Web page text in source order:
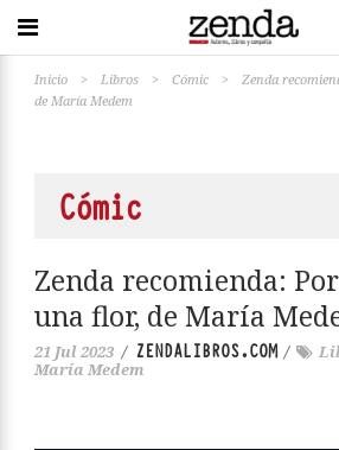
Inicio > Libros > Cómic >
Zenda
de María Medem
Cómic
Zenda recomienda:
una flor, de María
21 Jul 2023 / ZENDALIBROS.COM/
María Medem